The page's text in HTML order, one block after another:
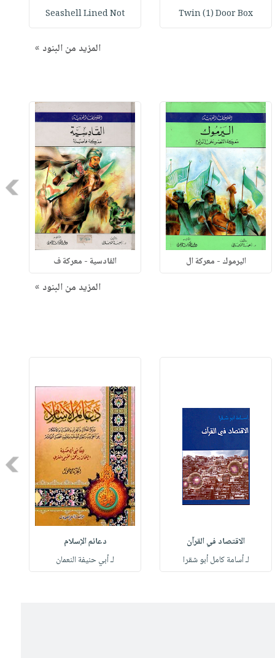
Twin (1) Door Box
Seashell Lined Not
المزيد من البنود »
اليرموك - معركة ال القادسية - معركة ف
المزيد من البنود »
الاقتصاد في القرآن
لـ أسامة كامل أبو شقرا
دعائم الإسلام
لـ أبي حنيفة النعمان